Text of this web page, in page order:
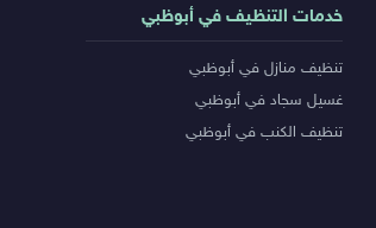
خدمات التنظيف في أبوظبي
تنظيف منازل في أبوظبي
غسيل سجاد في أبوظبي
تنظيف الكنب في أبوظبي